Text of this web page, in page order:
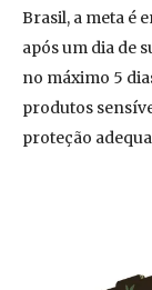
Brasil, a meta é
após um dia de
no máximo 5
produtos
proteção